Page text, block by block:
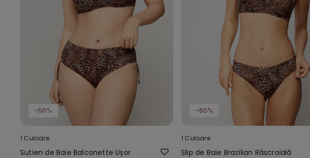
-50%
1 Culoare
Sutien de Baie Balconette Ușor
-50%
1 Culoare
Slip de Baie Brazilian Răscroială